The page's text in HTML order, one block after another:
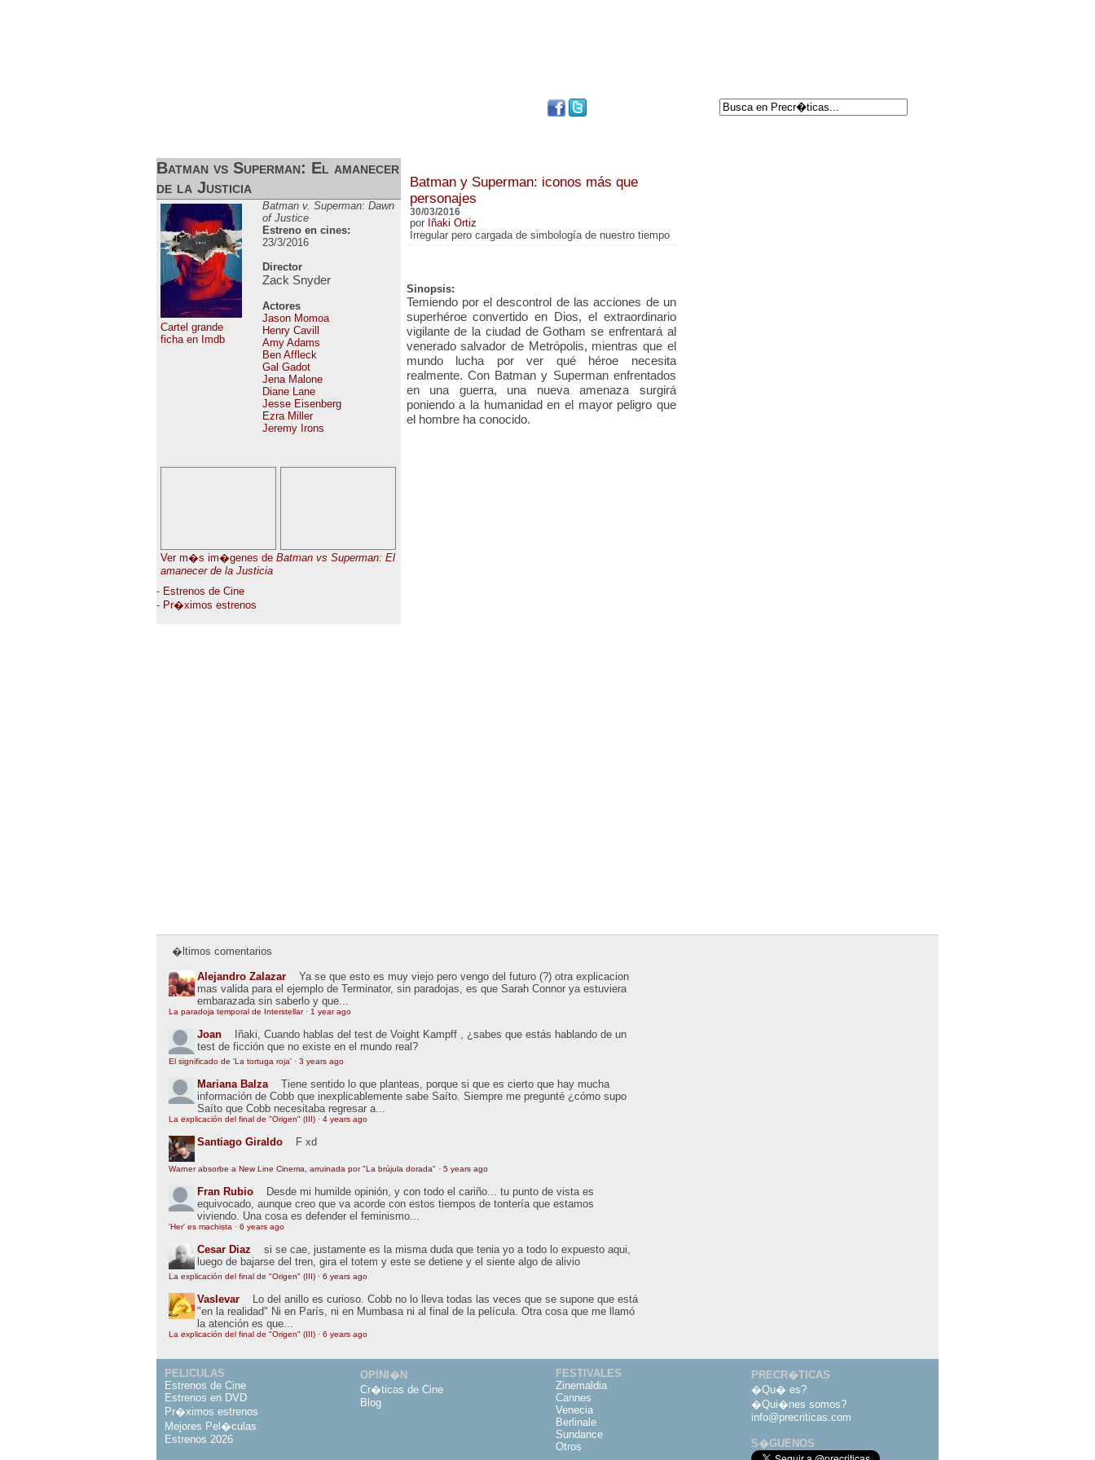
Batman vs Superman: El amanecer
de la Justicia
Batman v. Superman: Dawn
of Justice
Estreno en cines:
23/3/2016
Director
Zack Snyder
Actores
Jason Momoa
Henry Cavill
Amy Adams
Ben Affleck
Gal Gadot
Jena Malone
Diane Lane
Jesse Eisenberg
Ezra Miller
Jeremy Irons
Cartel grande
ficha en Imdb
Ver m�s im�genes de Batman vs Superman: El
amanecer de la Justicia
- Estrenos de Cine
- Pr�ximos estrenos
Batman y Superman: iconos más que
personajes
30/03/2016
por Iñaki Ortiz
Irregular pero cargada de simbología de nuestro tiempo
Sinopsis:
Temiendo por el descontrol de las acciones de un
superhéroe convertido en Dios, el extraordinario
vigilante de la ciudad de Gotham se enfrentará al
venerado salvador de Metrópolis, mientras que el
mundo lucha por ver qué héroe necesita
realmente. Con Batman y Superman enfrentados
en una guerra, una nueva amenaza surgirá
poniendo a la humanidad en el mayor peligro que
el hombre ha conocido.
�ltimos comentarios
Alejandro Zalazar
Ya se que esto es muy viejo pero vengo del futuro (?) otra explicacion
mas valida para el ejemplo de Terminator, sin paradojas, es que Sarah Connor ya estuviera
embarazada sin saberlo y que...
La paradoja temporal de Interstellar· 1 year ago
Joan
Iñaki, Cuando hablas del test de Voight Kampff , ¿sabes que estás hablando de un
test de ficción que no existe en el mundo real?
El significado de 'La tortuga roja' · 3 years ago
Mariana Balza
Tiene sentido lo que planteas, porque si que es cierto que hay mucha
información de Cobb que inexplicablemente sabe Saíto. Siempre me pregunté ¿cómo supo
Saíto que Cobb necesitaba regresar a...
La explicación del final de "Origen" (III) · 4 years ago
Santiago Giraldo F xd
Warner absorbe a New Line Cinema, arruinada por "La brújula dorada" · 5 years ago
Fran Rubio
Desde mi humilde opinión, y con todo el cariño... tu punto de vista es
equivocado, aunque creo que va acorde con estos tiempos de tontería que estamos
viviendo. Una cosa es defender el feminismo...
'Her' es machista · 6 years ago
Cesar Diaz
si se cae, justamente es la misma duda que tenia yo a todo lo expuesto aqui,
luego de bajarse del tren, gira el totem y este se detiene y el siente algo de alivio
La explicación del final de "Origen" (III) · 6 years ago
Vaslevar
Lo del anillo es curioso. Cobb no lo lleva todas las veces que se supone que está
"en la realidad" Ni en París, ni en Mumbasa ni al final de la película. Otra cosa que me llamó
la atención es que...
La explicación del final de "Origen" (III) · 6 years ago
PELICULAS
Estrenos de Cine
Estrenos en DVD
Pr�ximos estrenos
Mejores Pel�culas
Estrenos 2026
OPINI�N
Cr�ticas de Cine
Blog
FESTIVALES
Zinemaldia
Cannes
Venecia
Berlinale
Sundance
Otros
PRECR�TICAS
�Qu� es?
�Qui�nes somos?
info@precriticas.com
S�GUENOS